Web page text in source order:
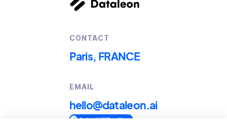
CONTACT
Paris, FRANCE
EMAIL
hello@dataleon.ai